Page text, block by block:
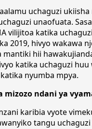
uchaguzi
unaofuata.
vilijitoa katika
2019, hivyo wakawa
mantiki hii
katika uchaguzi
nyumba mpya.
mizozo ndani ya
karibia vyote
tangu